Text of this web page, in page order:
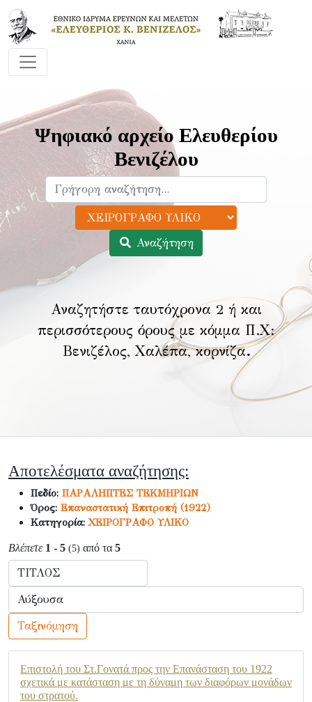
Ψηφιακό αρχείο Ελευθερίου
Βενιζέλου
Αναζήτηση
Αναζητήστε ταυτόχρονα 2 ή και
περισσότερους όρους με κόμμα Π.Χ:
Βενιζέλος, Χαλέπα, κορνίζα.
Αποτελέσματα αναζήτησης:
Πεδίο: ΠΑΡΑΛΗΠΤΕΣ ΤΕΚΜΗΡΙΩΝ
Όρος: Επαναστατική Επιτροπή (1922)
Κατηγορία:ΧΕΙΡΟΓΡΑΦΟ ΥΛΙΚΟ
Βλέπετε 1 - 5 (5) από τα 5
Ταξινόμηση
Επιστολή του Στ.Γονατά προς την Επανάσταση του 1922
σχετικά με κατάσταση με τη δύναμη των διαφόρων μονάδων
του στρατού.